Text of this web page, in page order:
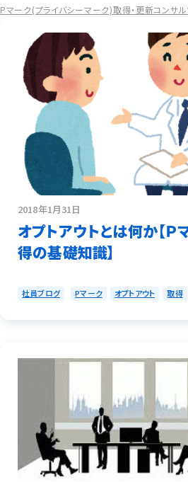
Pマーク(プライバシーマーク)取得・更新コンサ
2018年1月31日
オプトアウトとは何か【Ｐ
得の基礎知識】
社員ブログ Pマーク オプトアウト 取得